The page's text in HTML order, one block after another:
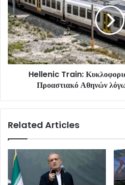
Hellenic Train:
Προαστιακό Αθηνών
Related Articles